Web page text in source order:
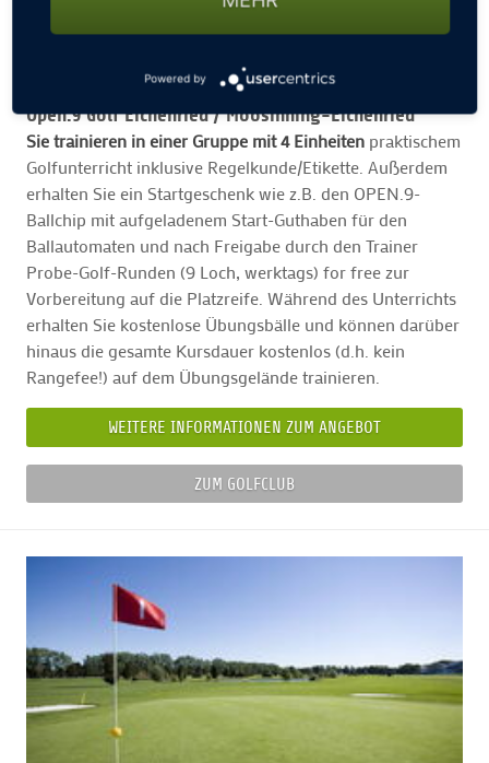
PLATZREIFEKURS
Open.9 Golf Eichenried /Moosinning-Eichenried
Sie trainieren in einer Gruppe mit 4 Einheiten praktischem
Golfunterricht inklusive Regelkunde/Etikette. Außerdem
erhalten Sie ein Startgeschenk wie z.B. den OPEN.9-
Ballchip mit aufgeladenem Start-Guthaben für den
Ballautomaten und nach Freigabe durch den Trainer
Probe-Golf-Runden (9 Loch, werktags) for free zur
Vorbereitung auf die Platzreife. Während des Unterrichts
erhalten Sie kostenlose Übungsbälle und können darüber
hinaus die gesamte Kursdauer kostenlos (d.h. kein
Rangefee!) auf dem Übungsgelände trainieren.
WEITERE INFORMATIONEN ZUM ANGEBOT
ZUM GOLFCLUB
Powered by